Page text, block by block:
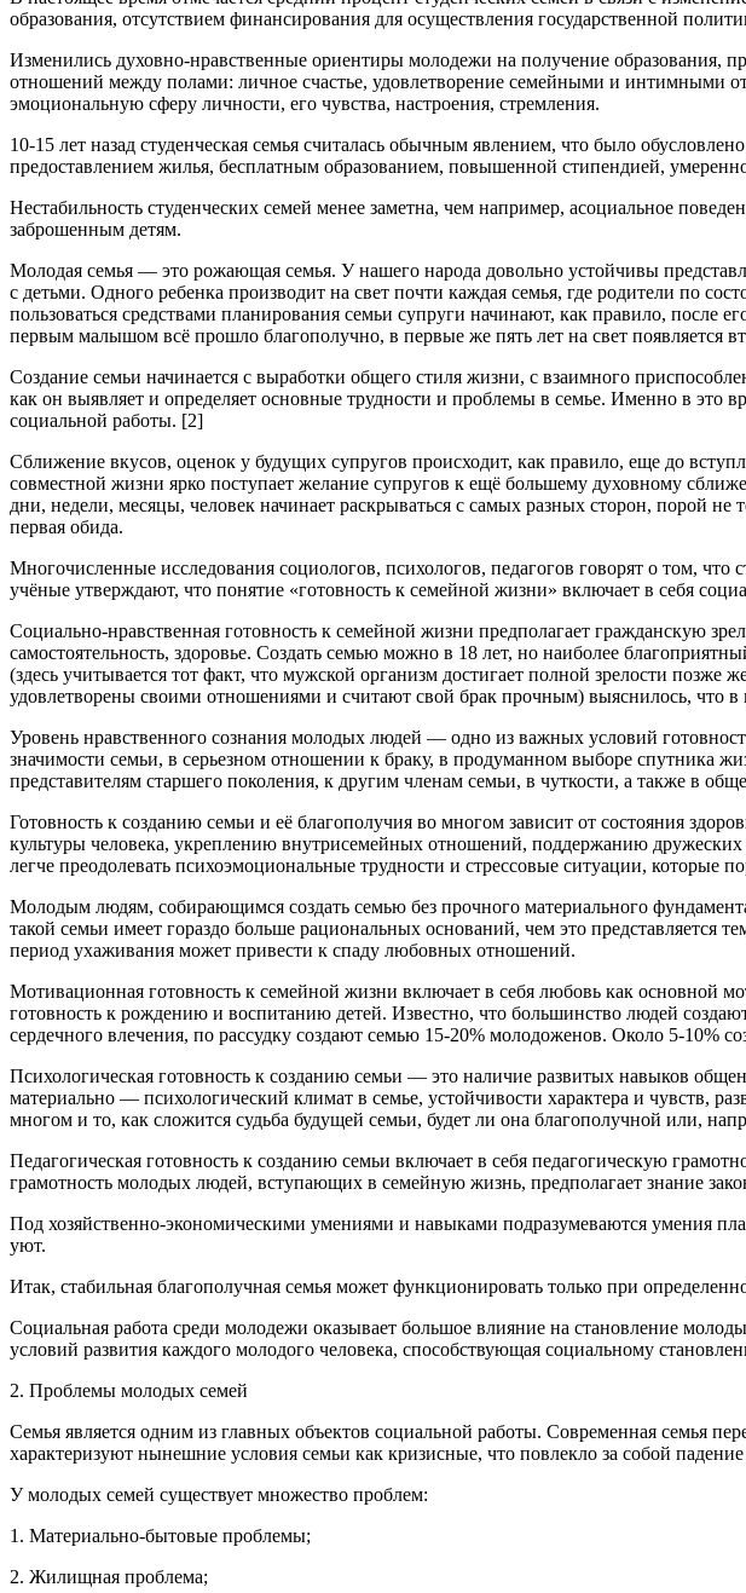
образования, отсутствием финансирования для осуществления государственной
Изменились духовно-нравственные ориентиры молодежи на получение образования,
отношений между полами: личное счастье, удовлетворение семейными и интимными
эмоциональную сферу личности, его чувства, настроения, стремления.
10-15 лет назад студенческая семья считалась обычным явлением, что было
предоставлением жилья, бесплатным образованием, повышенной стипендией,
Нестабильность студенческих семей менее заметна, чем например, асоциальное
заброшенным детям.
Молодая семья — это рожающая семья. У нашего народа довольно устойчивы
с детьми. Одного ребенка производит на свет почти каждая семья, где родители по
пользоваться средствами планирования семьи супруги начинают, как правило, после
первым малышом всё прошло благополучно, в первые же пять лет на свет появляется
Создание семьи начинается с выработки общего стиля жизни, с взаимного
как он выявляет и определяет основные трудности и проблемы в семье. Именно в это
социальной работы. [2]
Сближение вкусов, оценок у будущих супругов происходит, как правило, еще до
совместной жизни ярко поступает желание супругов к ещё большему духовному
дни, недели, месяцы, человек начинает раскрываться с самых разных сторон, порой
первая обида.
Многочисленные исследования социологов, психологов, педагогов говорят о том,
учёные утверждают, что понятие «готовность к семейной жизни» включает в себя
Социально-нравственная готовность к семейной жизни предполагает гражданскую
самостоятельность, здоровье. Создать семью можно в 18 лет, но наиболее
(здесь учитывается тот факт, что мужской организм достигает полной зрелости
удовлетворены своими отношениями и считают свой брак прочным) выяснилось, что
Уровень нравственного сознания молодых людей — одно из важных условий
значимости семьи, в серьезном отношении к браку, в продуманном выборе спутника
представителям старшего поколения, к другим членам семьи, в чуткости, а также в
Готовность к созданию семьи и её благополучия во многом зависит от состояния
культуры человека, укреплению внутрисемейных отношений, поддержанию
легче преодолевать психоэмоциональные трудности и стрессовые ситуации, которые
Молодым людям, собирающимся создать семью без прочного материального
такой семьи имеет гораздо больше рациональных оснований, чем это представляется
период ухаживания может привести к спаду любовных отношений.
Мотивационная готовность к семейной жизни включает в себя любовь как основной
готовность к рождению и воспитанию детей. Известно, что большинство людей
сердечного влечения, по рассудку создают семью 15-20% молодоженов. Около 5-10%
Психологическая готовность к созданию семьи — это наличие развитых навыков
материально — психологический климат в семье, устойчивости характера и чувств,
многом и то, как сложится судьба будущей семьи, будет ли она благополучной или,
Педагогическая готовность к созданию семьи включает в себя педагогическую
грамотность молодых людей, вступающих в семейную жизнь, предполагает знание
Под хозяйственно-экономическими умениями и навыками подразумеваются умения
уют.
Итак, стабильная благополучная семья может функционировать только при
Социальная работа среди молодежи оказывает большое влияние на становление
условий развития каждого молодого человека, способствующая социальному
2. Проблемы молодых семей
Семья является одним из главных объектов социальной работы. Современная семья
характеризуют нынешние условия семьи как кризисные, что повлекло за собой
У молодых семей существует множество проблем:
1. Материально-бытовые проблемы;
2. Жилищная проблема;